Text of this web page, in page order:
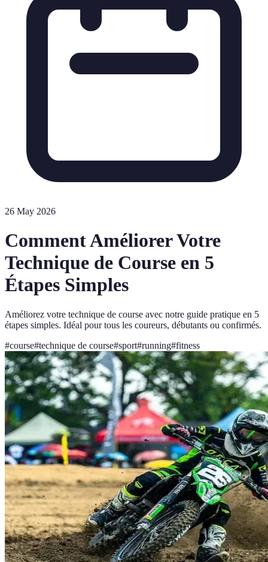
26 May 2026
Comment Améliorer Votre
Technique de Course en 5
Étapes Simples
Améliorez votre technique de course avec notre guide pratique en 5
étapes simples. Idéal pour tous les coureurs, débutants ou confirmés.
#course#technique de course#sport#running#fitness